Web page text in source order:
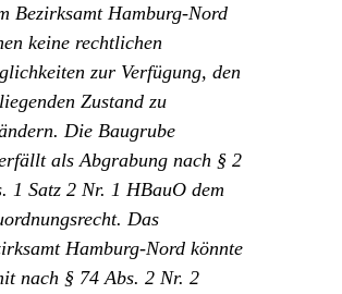
Bezirksamt Hamburg-Nord
keine rechtlichen
zur Verfügung, den
Zustand zu
Die Baugrube
als Abgrabung nach § 2
1 Satz 2 Nr. 1 HBauO dem
Das
Hamburg-Nord könnte
nach § 74 Abs. 2 Nr. 2